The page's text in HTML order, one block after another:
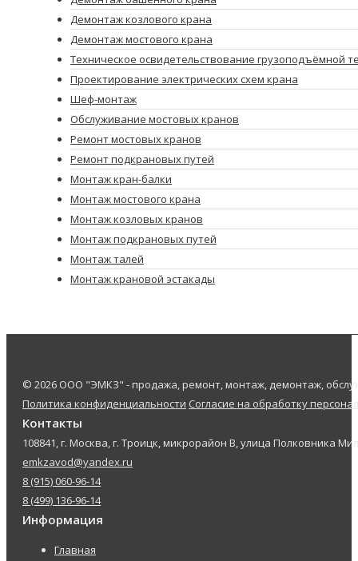
Демонтаж козлового крана
Демонтаж мостового крана
Техническое освидетельствование грузоподъёмной
Проектирование электрических схем крана
Шеф-монтаж
Обслуживание мостовых кранов
Ремонт мостовых кранов
Ремонт подкрановых путей
Монтаж кран-балки
Монтаж мостового крана
Монтаж козловых кранов
Монтаж подкрановых путей
Монтаж талей
Монтаж крановой эстакады
© 2026 ООО "ЭМКЗ" - продажа, ремонт, монтаж, демонтаж,
Политика конфиденциальности Согласие на обработку
Контакты
108841, г. Москва, г. Троицк, микрорайон В, улица Полковника
emkzavod@yandex.ru
8 (915) 060-96-14
8 (499) 136-96-14
Информация
Главная